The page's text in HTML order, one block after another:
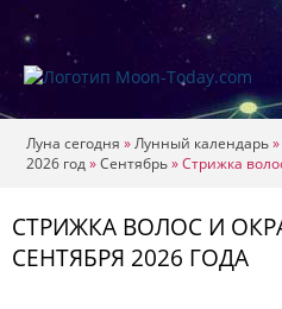
Луна сегодня »Лунный календарь»
2026 год»Сентябрь»Стрижка
СТРИЖКА ВОЛОС И
СЕНТЯБРЯ 2026 ГОДА